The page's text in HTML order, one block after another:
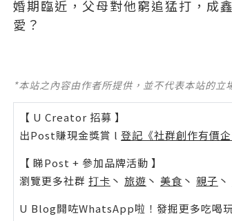
婚期臨近，父母對他窮追猛打，成
愛？
*本站之內容由作者所提供，並不代表本站的
【 U Creator 招募 】
出Post賺現金獎賞 l 登記《社群創作有價企
【 睇Post + 參加品牌活動 】
瀏覽更多社群 打卡 丶 旅遊 丶 美食 丶 親子 丶
U Blog開咗WhatsApp啦！發掘更多吃喝